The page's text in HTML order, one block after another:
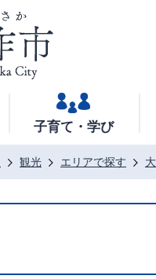
子育て・学び
観光 エリアで探す